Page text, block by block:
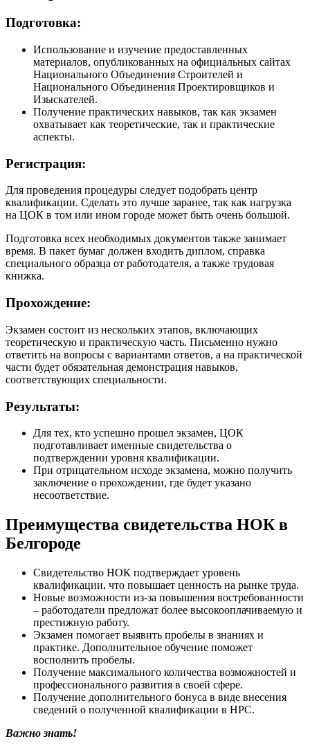
Подготовка:
Использование и изучение предоставленных
материалов, опубликованных на официальных сайтах
Национального Объединения Строителей и
Национального Объединения Проектировщиков и
Изыскателей.
Получение практических навыков, так как экзамен
охватывает как теоретические, так и практические
аспекты.
Регистрация:
Для проведения процедуры следует подобрать центр
квалификации. Сделать это лучше заранее, так как нагрузка
на ЦОК в том или ином городе может быть очень большой.
Подготовка всех необходимых документов также занимает
время. В пакет бумаг должен входить диплом, справка
специального образца от работодателя, а также трудовая
книжка.
Прохождение:
Экзамен состоит из нескольких этапов, включающих
теоретическую и практическую часть. Письменно нужно
ответить на вопросы с вариантами ответов, а на практической
части будет обязательная демонстрация навыков,
соответствующих специальности.
Результаты:
Для тех, кто успешно прошел экзамен, ЦОК
подготавливает именные свидетельства о
подтверждении уровня квалификации.
При отрицательном исходе экзамена, можно получить
заключение о прохождении, где будет указано
несоответствие.
Преимущества свидетельства НОК в
Белгороде
Свидетельство НОК подтверждает уровень
квалификации, что повышает ценность на рынке труда.
Новые возможности из-за повышения востребованности
– работодатели предложат более высокооплачиваемую и
престижную работу.
Экзамен помогает выявить пробелы в знаниях и
практике. Дополнительное обучение поможет
восполнить пробелы.
Получение максимального количества возможностей и
профессионального развития в своей сфере.
Получение дополнительного бонуса в виде внесения
сведений о полученной квалификации в НРС.
Важно знать!